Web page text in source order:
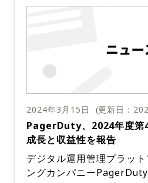
する。この発表は、業務
益の損失や風評被害に関
ようとしている企業にと
している。
y Copilotなどの一連の機
トフォームである
udの一部だ。このプラッ
DevOps、セキュリティ、
ーズに対応し、一刻を争
カルな業務が当たり前の
ズされている。新しいソ
タル時代における予期せぬ
の重要性を強調し、組織が
と標準をプロセスに組み込
このプラットフォームは、
セス、動的なガイダンス
を当てることで、説明責
管理を合理化できること
ジーは、インシデントの
わたってガイド付きの修
レベルアグリーメント（
されるように支援する。
プロセスを簡素化し、プロ
ニケーションと対応のオー
促進する。このアプローチ
解決を加速するだけでな
学習と説明責任も促進す
PagerDuty Operations
ント管理の改善に加えて
してコストを削減できる
を提供する。このプラッ
やMicrosoft Teamsなど
ケーションプラットフォー
と、インシデント後のレビ
ージを統合することで、エ
ルの運用に必要な柔軟性を
エクスペリエンスを提供
リューションは単一プラ
出典：PagerDuty
2024年3月15日 (更新日：
PagerDuty、2024年度第
成長と収益性を報告
デジタル運用管理プラッ
ングカンパニー